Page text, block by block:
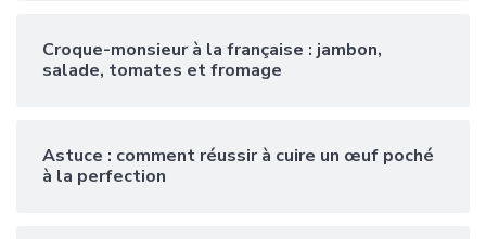
Croque-monsieur à la française : jambon,
salade, tomates et fromage
Astuce : comment réussir à cuire un œuf poché
à la perfection